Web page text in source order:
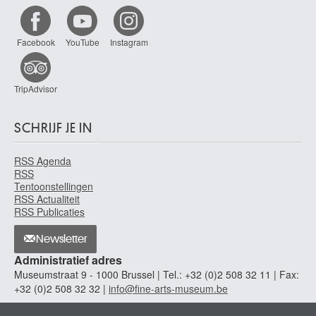
De Boeck Francine
Ukkel / Brussel 1949
De Bolle Francis
Elsene / Brussel 1939
de Bosschère Jean
Ukkel / Brussel 1878 - Châteauroux, Indre (Frankrijk) 1953
Antwerpen 1792 - 1883
Antwerpen 1840 - 1888
de Braekeleer Jacques
Antwerpen 1823 - 1906
de Bray Jan
Haarlem (Nederland) ca. 1627 - 1697
de Bray Joseph Salomonsz.
? 1605 - ? 1664
De Bray Salomon
Amsterdam (Nederland) 1597 - Haarlem (Nederland) 1664
Facebook YouTube Instagram
TripAdvisor
SCHRIJF JE IN
RSS Agenda
RSS
Tentoonstellingen
RSS Actualiteit
RSS Publicaties
Newsletter
Administratief adres
Museumstraat 9 - 1000 Brussel | Tel.: +32 (0)2 508 32 11 | Fax:
+32 (0)2 508 32 32 | info@fine-arts-museum.be